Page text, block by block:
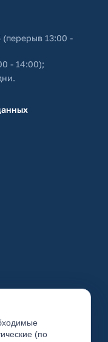
(перерыв 13:00 -
- 14:00);
(по